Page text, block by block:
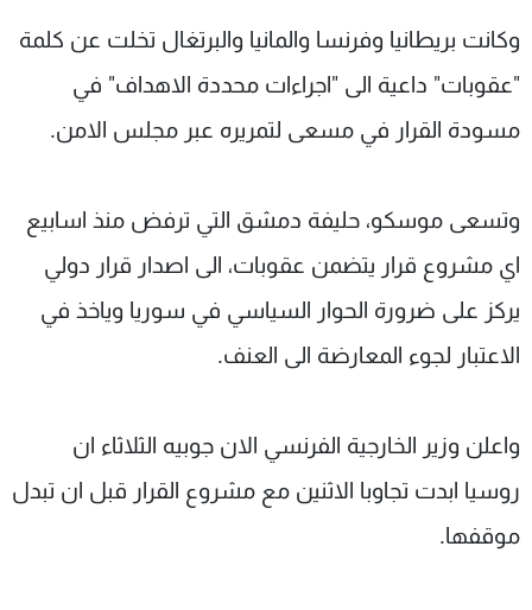
وكانت بريطانيا وفرنسا والمانيا والبرتغال تخلت عن كلمة
"عقوبات" داعية الى "اجراءات محددة الاهداف" في
مسودة القرار في مسعى لتمريره عبر مجلس الامن.
وتسعى موسكو، حليفة دمشق التي ترفض منذ اسابيع
اي مشروع قرار يتضمن عقوبات، الى اصدار قرار دولي
يركز على ضرورة الحوار السياسي في سوريا وياخذ في
الاعتبار لجوء المعارضة الى العنف.
واعلن وزير الخارجية الفرنسي الان جوبيه الثلاثاء ان
روسيا ابدت تجاوبا الاثنين مع مشروع القرار قبل ان تبدل
موقفها.